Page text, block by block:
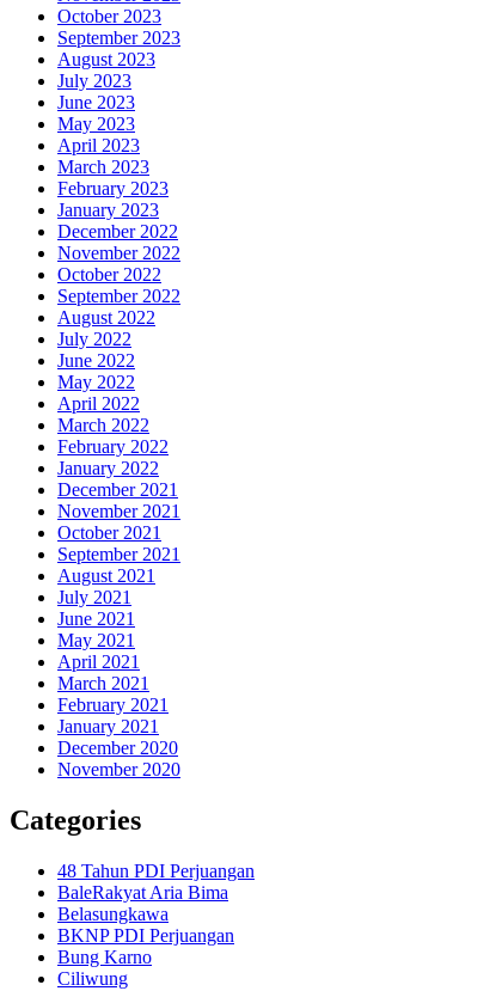
October 2023
September 2023
August 2023
July 2023
June 2023
May 2023
April 2023
March 2023
February 2023
January 2023
December 2022
November 2022
October 2022
September 2022
August 2022
July 2022
June 2022
May 2022
April 2022
March 2022
February 2022
January 2022
December 2021
November 2021
October 2021
September 2021
August 2021
July 2021
June 2021
May 2021
April 2021
March 2021
February 2021
January 2021
December 2020
November 2020
Categories
48 Tahun PDI Perjuangan
BaleRakyat Aria Bima
Belasungkawa
BKNP PDI Perjuangan
Bung Karno
Ciliwung